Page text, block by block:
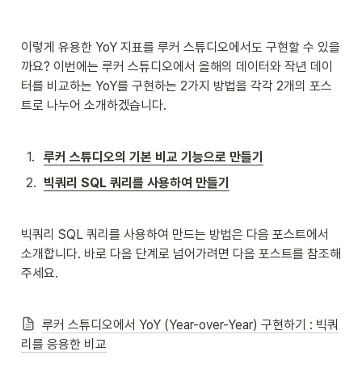
이렇게 유용한 YoY 지표를 루커 스튜디오에서도 구현할 수 있을
까요? 이번에는 루커 스튜디오에서 올해의 데이터와 작년 데이
터를 비교하는 YoY를 구현하는 2가지 방법을 각각 2개의 포스
트로 나누어 소개하겠습니다.
1.
루커 스튜디오의 기본 비교 기능으로 만들기
2. 빅쿼리 SQL 쿼리를 사용하여 만들기
빅쿼리 SQL 쿼리를 사용하여 만드는 방법은 다음 포스트에서
소개합니다. 바로 다음 단계로 넘어가려면 다음 포스트를 참조해
주세요.
루커 스튜디오에서 YoY (Year-over-Year) 구현하기 : 빅쿼
리를 응용한 비교